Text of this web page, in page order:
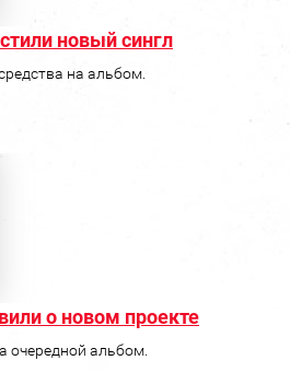
новый сингл
на альбом.
о новом проекте
очередной альбом.